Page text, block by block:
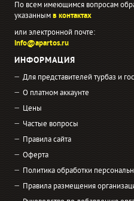
По всем имеющимся вопросам
указаннымв контактах
или электронной почте:
info@apartos.ru
ИНФОРМАЦИЯ
Для представителей турбаз и
О платном аккаунте
Цены
Частые вопросы
Правила сайта
Оферта
Политика обработки
Правила размещения